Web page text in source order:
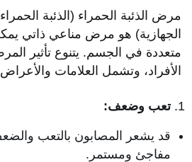
مرض الذئبة الحمراء (الذئبة الحمراء
الجهازية) هو مرض مناعي ذاتي
متعددة في الجسم. يتنوع تأثير
الأفراد، وتشمل العلامات
تعب وضعف:
قد يشعر المصابون بالتعب
مفاجئ ومستمر.